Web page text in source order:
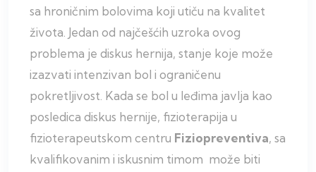
sa hroničnim bolovima koji utiču na kvalitet
života. Jedan od najčešćih uzroka ovog
problema je diskus hernija, stanje koje može
izazvati intenzivan bol i ograničenu
pokretljivost. Kada se bol u leđima javlja kao
posledica diskus hernije, fizioterapija u
fizioterapeutskom centru Fiziopreventiva, sa
kvalifikovanim i iskusnim timom može biti